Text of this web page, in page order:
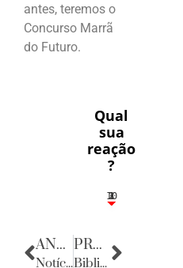
antes, teremos o
Concurso Marrã
do Futuro.
Qual
sua
reação
?
3
1
1
2
10
ANTERIOR
Notícias da Paraíba
PRÓXIMA
Biblioteca